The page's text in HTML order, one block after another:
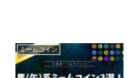
ミームコイン